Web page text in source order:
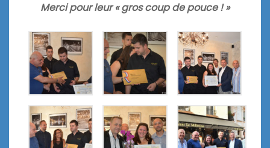
Merci pour leur « gros coup de pouce ! »